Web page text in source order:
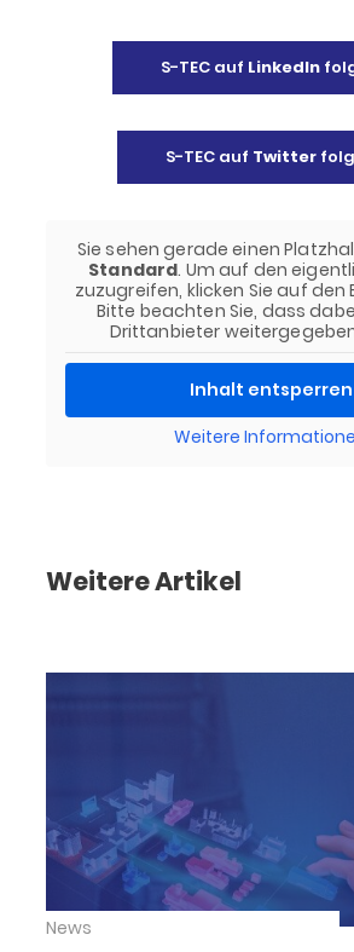
S-TEC auf LinkedIn
S-TEC auf Twitter
Sie sehen gerade einen
Standard. Um auf den
zuzugreifen, klicken Sie auf den
Bitte beachten Sie, dass
Drittanbieter
Inhalt entsperren
Weitere
Weitere Artikel
News